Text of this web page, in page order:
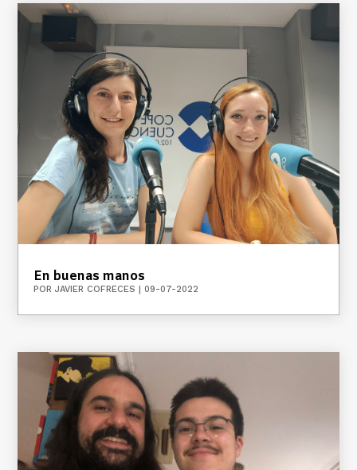
En buenas manos
PORJAVIER COFRECES 09-07-2022